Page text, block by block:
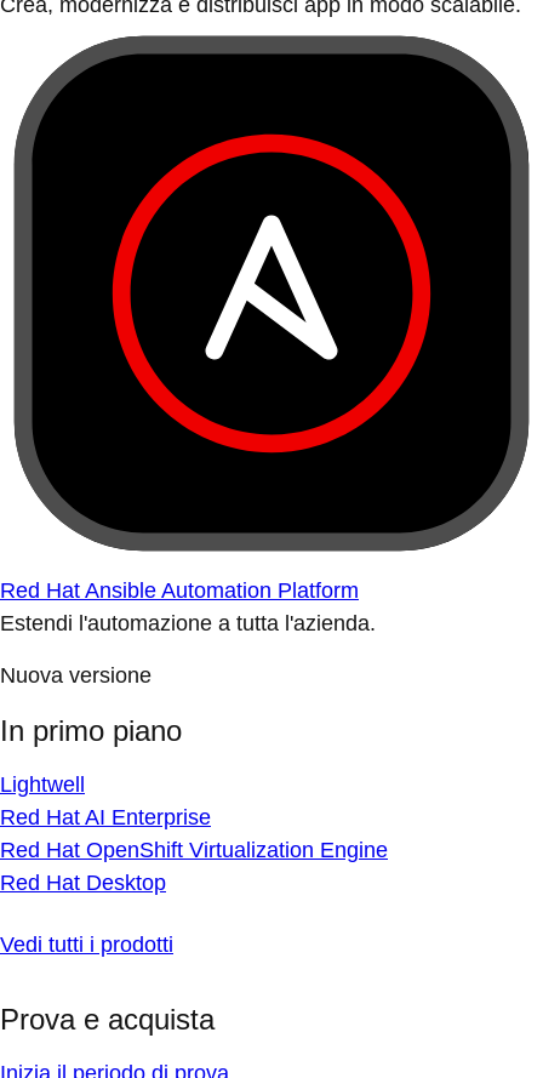
Crea, modernizza e distribuisci app in modo scalabile.
Red Hat Ansible Automation Platform
Estendi l'automazione a tutta l'azienda.
Nuova versione
In primo piano
Lightwell
Red Hat AI Enterprise
Red Hat OpenShift Virtualization Engine
Red Hat Desktop
Vedi tutti i prodotti
Prova e acquista
Inizia il periodo di prova